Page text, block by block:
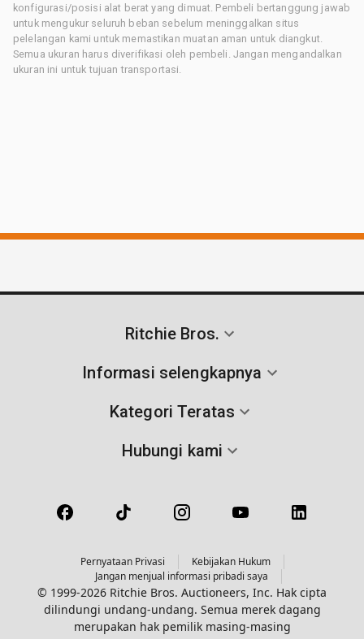
konfigurasi/posisi alat berat yang dimuat. Pembeli bertanggung jawab
untuk mengukur seluruh beban sebelum meninggalkan situs
pelelangan kami untuk memastikan muatan aman untuk diangkut.
Semua ukuran harus diverifikasi oleh pembeli. Jangan mengandalkan
ukuran ini untuk tujuan transportasi.
Ritchie Bros.
Informasi selengkapnya
Kategori Teratas
Hubungi kami
Pernyataan Privasi
Kebijakan Hukum
Jangan menjual informasi pribadi saya
© 1999-2026 Ritchie Bros. Auctioneers, Inc. Hak cipta
dilindungi undang-undang. Semua merek dagang
merupakan hak pemilik masing-masing